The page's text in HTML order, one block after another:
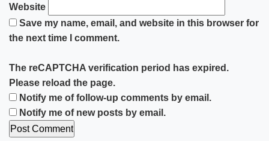
Website
Save my name, email, and website in this browser for
the next time I comment.
The reCAPTCHA verification period has expired.
Please reload the page.
Notify me of follow-up comments by email.
Notify me of new posts by email.